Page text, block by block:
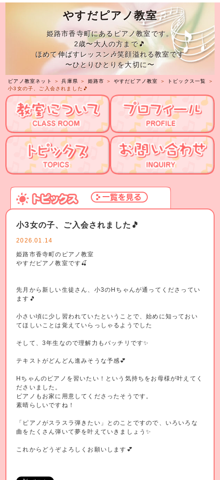
やすだピアノ教室
姫路市香寺町にあるピアノ教室です。
2歳〜大人の方まで🎵
ほめて伸ばすレッスン🎶笑顔溢れる教室です
〜ひとりひとりを大切に〜
ピアノ教室ネット ＞兵庫県 ＞ 姫路市 ＞ やすだピアノ教室 ＞ トピックス一覧
＞
小3女の子、ご入会されました🎵
小3女の子、ご入会されました🎵
2026.01.14
姫路市香寺町のピアノ教室
やすだピアノ教室です🍒
先月から新しい生徒さん、小3のHちゃんが通ってくださってい
ます🎵
小さい頃に少し習われていたということで、始めに知っておい
てほしいことは覚えていらっしゃるようでした
そして、3年生なので理解力もバッチリです✨
テキストがどんどん進みそうな予感💕
Hちゃんのピアノを習いたい！という気持ちをお母様が叶えてく
ださいました。
ピアノもお家に用意してくださったそうです。
素晴らしいですね！
「ピアノがスラスラ弾きたい」とのことですので、いろいろな
曲をたくさん弾いて夢を叶えていきましょう✨
これからどうぞよろしくお願いします💕